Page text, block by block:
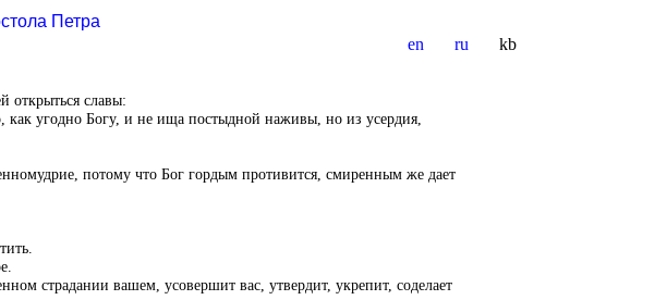
Петра
en
ru kb
открыться славы:
угодно Богу, и не ища постыдной наживы, но из усердия,
потому что Бог гордым противится, смиренным же дает
страдании вашем, усовершит вас, утвердит, укрепит, соделает